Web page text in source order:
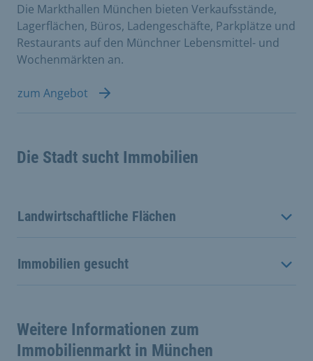
Die Markthallen München bieten Verkaufsstände,
Lagerflächen, Büros, Ladengeschäfte, Parkplätze und
Restaurants auf den Münchner Lebensmittel- und
Wochenmärkten an.
zum Angebot
Die Stadt sucht Immobilien
Landwirtschaftliche Flächen
Immobilien gesucht
Weitere Informationen zum
Immobilienmarkt in München